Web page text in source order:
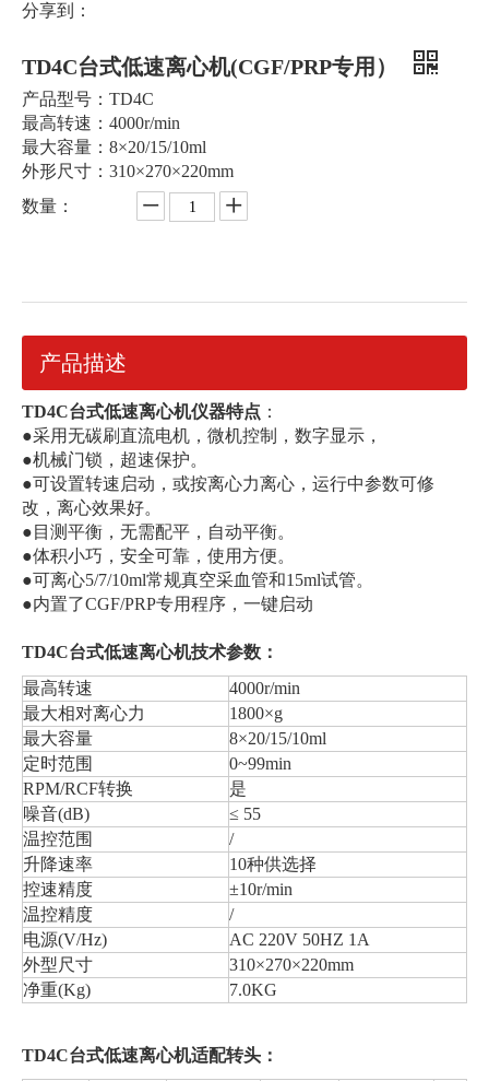
分享到：
TD4C台式低速离心机(CGF/PRP专用）
产品型号：TD4C
最高转速：4000r/min
最大容量：8×20/15/10ml
外形尺寸：310×270×220mm
数量：
产品描述
TD4C台式低速离心机仪器特点 ：
●采用无碳刷直流电机，微机控制，数字显示，
●机械门锁，超速保护。
●可设置转速启动，或按离心力离心，运行中参数可修
改，离心效果好。
●目测平衡，无需配平，自动平衡。
●体积小巧，安全可靠，使用方便。
●可离心5/7/10ml常规真空采血管和15ml试管。
●内置了CGF/PRP专用程序，一键启动
TD4C台式低速离心机技术参数：
最高转速
4000r/min
最大相对离心力
1800×g
最大容量
8×20/15/10ml
定时范围
0~99min
RPM/RCF转换
是
噪音(dB)
≤ 55
温控范围
/
升降速率
10种供选择
控速精度
±10r/min
温控精度
/
电源(V/Hz)
AC 220V 50HZ 1A
外型尺寸
310×270×220mm
净重(Kg)
7.0KG
TD4C台式低速离心机适配转头：